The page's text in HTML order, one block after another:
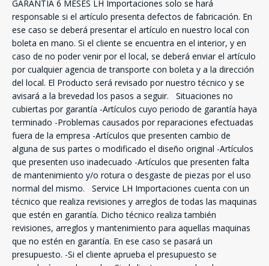
GARANTIA 6 MESES LH Importaciones solo se hará
responsable si el artículo presenta defectos de fabricación. En
ese caso se deberá presentar el artículo en nuestro local con
boleta en mano. Si el cliente se encuentra en el interior, y en
caso de no poder venir por el local, se deberá enviar el artículo
por cualquier agencia de transporte con boleta y a la dirección
del local. El Producto será revisado por nuestro técnico y se
avisará a la brevedad los pasos a seguir. Situaciones no
cubiertas por garantía -Artículos cuyo periodo de garantía haya
terminado -Problemas causados por reparaciones efectuadas
fuera de la empresa -Artículos que presenten cambio de
alguna de sus partes o modificado el diseño original -Artículos
que presenten uso inadecuado -Artículos que presenten falta
de mantenimiento y/o rotura o desgaste de piezas por el uso
normal del mismo. Service LH Importaciones cuenta con un
técnico que realiza revisiones y arreglos de todas las maquinas
que estén en garantía. Dicho técnico realiza también
revisiones, arreglos y mantenimiento para aquellas maquinas
que no estén en garantía. En ese caso se pasará un
presupuesto. -Si el cliente aprueba el presupuesto se
SEGUÍ COMPRANDO
FINALIZÁ TU COMPRA